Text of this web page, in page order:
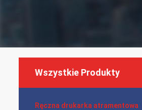
Wszystkie Produkty
Ręczna drukarka atramentowa